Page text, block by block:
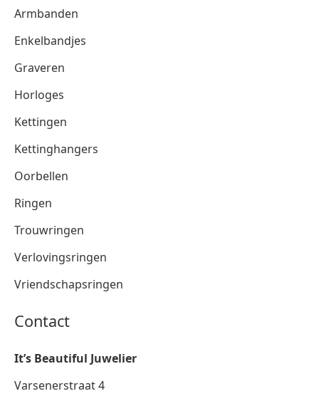
Armbanden
Enkelbandjes
Graveren
Horloges
Kettingen
Kettinghangers
Oorbellen
Ringen
Trouwringen
Verlovingsringen
Vriendschapsringen
Contact
It’s Beautiful Juwelier
Varsenerstraat 4